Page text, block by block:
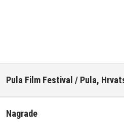
Pula Film Festival / Pula,
Nagrade